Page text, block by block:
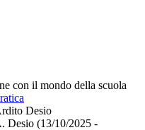
con il mondo della scuola
Desio
Desio (13/10/2025 -